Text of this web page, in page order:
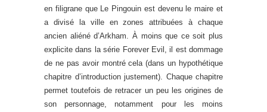
en filigrane que Le Pingouin est devenu le maire et
a divisé la ville en zones attribuées à chaque
ancien aliéné d’Arkham. À moins que ce soit plus
explicite dans la série Forever Evil, il est dommage
de ne pas avoir montré cela (dans un hypothétique
chapitre d’introduction justement). Chaque chapitre
permet toutefois de retracer un peu les origines de
son personnage, notamment pour les moins